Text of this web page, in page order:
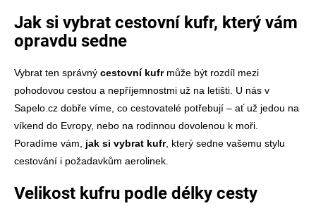
Jak si vybrat cestovní kufr, který vám
opravdu sedne
Vybrat ten správný cestovní kufrmůže být rozdíl mezi
pohodovou cestou a nepříjemnostmi už na letišti. U nás v
Sapelo.cz dobře víme, co cestovatelé potřebují – ať už jedou na
víkend do Evropy, nebo na rodinnou dovolenou k moři.
Poradíme vám, jak si vybrat kufr, který sedne vašemu stylu
cestování i požadavkům aerolinek.
Velikost kufru podle délky cesty